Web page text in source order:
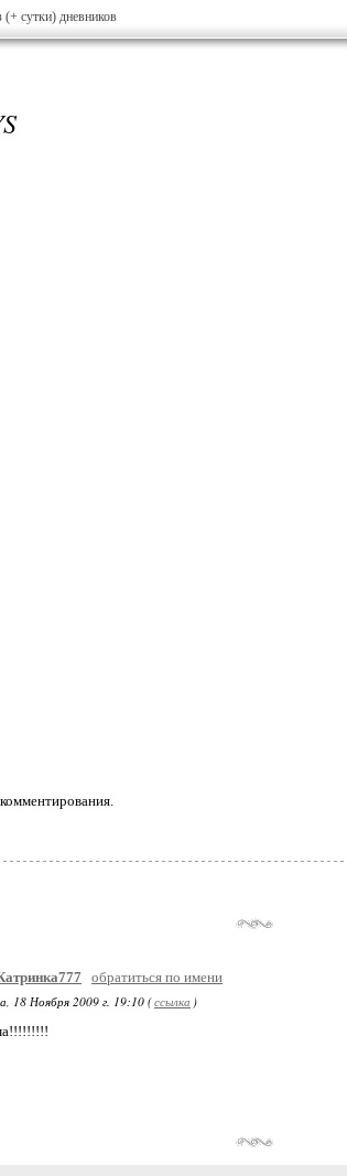
(+ сутки) дневников
обратиться по имени
18 Ноября 2009 г. 19:10 (ссылка )